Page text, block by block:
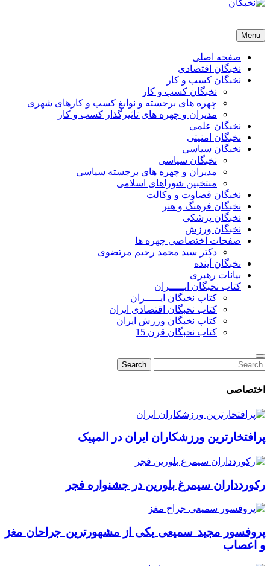
نخبگان تایمز/ کتاب نخبگان + پورتال رسمی کتاب نخبگان ایران –
ورزش ایران – کتاب نخبگان کسب و کار ایران – کتاب نخبگان ایران
Menu
صفحه اصلی
نخبگان اقتصادی
نخبگان کسب و کار
نخبگان کسب و کار
چهره های برجسته و نوابغ کسب و کارهای شهری
مدیران و چهره های تاثیرگذار کسب و کار
نخبگان علمی
نخبگان امنیتی
نخبگان سیاسی
نخبگان سیاسی
مدیران و چهره های برجسته سیاسی
منتخبین شوراهای اسلامی
نخبگان قضاوت و وکالت
نخبگان فرهنگ و هنر
نخبگان پزشکی
نخبگان ورزش
صفحات اختصاصی چهره ها
دکتر سید محمد رحیم مرتضوی
نخبگان آینده
بیانات رهبری
کتاب نخبگان ایـــــران
کتاب نخبگان ایـــــران
کتاب نخبگان اقتصادی ایران
کتاب نخبگان ورزش ایران
کتاب نخبگان قرن 15
Search
for:
Search
اختصاصی
پرافتخارترین ورزشکاران ایران در المپیک
رکوردداران سیمرغ بلورین در جشنواره فجر
پروفسور مجید سمیعی یکی از مشهورترین جراحان مغز
و اعصاب